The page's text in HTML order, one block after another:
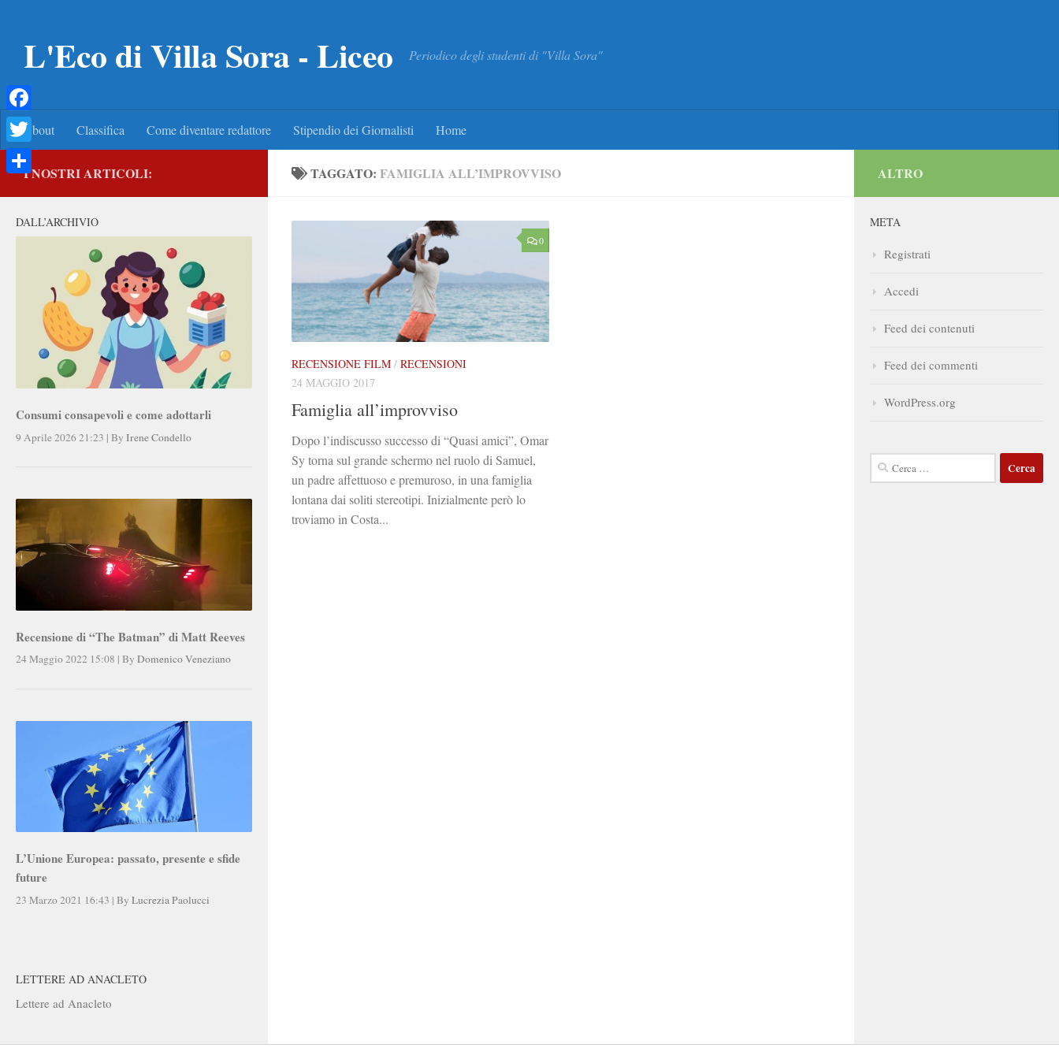
L'Eco di Villa Sora - Liceo Periodico degli studenti di "Villa Sora"
About Classifica Come diventare redattore Stipendio dei Giornalisti Home
TAGGATO: FAMIGLIA ALL’IMPROVVISO
0
RECENSIONE FILM / RECENSIONI
24 MAGGIO 2017
Famiglia all’improvviso
Dopo l’indiscusso successo di “Quasi amici”, Omar
Sy torna sul grande schermo nel ruolo di Samuel,
un padre affettuoso e premuroso, in una famiglia
lontana dai soliti stereotipi. Inizialmente però lo
troviamo in Costa...
I NOSTRI ARTICOLI:
DALL’ARCHIVIO
Consumi consapevoli e come adottarli
9 Aprile 2026 21:23 | By Irene Condello
Recensione di “The Batman” di Matt Reeves
24 Maggio 2022 15:08 | By Domenico Veneziano
L’Unione Europea: passato, presente e sfide
future
23 Marzo 2021 16:43 | By Lucrezia Paolucci
LETTERE AD ANACLETO
Lettere ad Anacleto
ALTRO
META
Registrati
Accedi
Feed dei contenuti
Feed dei commenti
WordPress.org
Ricerca
per:
Facebook
Twitter